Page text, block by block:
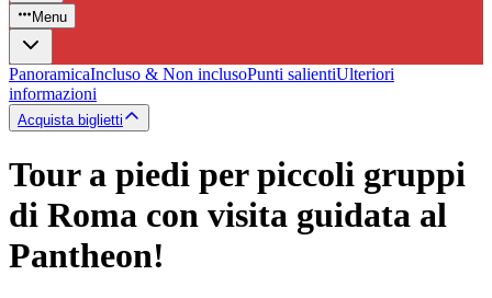
Menu
PanoramicaIncluso & Non inclusoPunti salientiUlteriori
informazioni
Acquista biglietti
Tour a piedi per piccoli gruppi
di Roma con visita guidata al
Pantheon!